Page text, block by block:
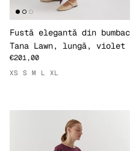
Fustă elegantă din bumbac
Tana Lawn, lungă, violet
€201,00
XS S M L XL